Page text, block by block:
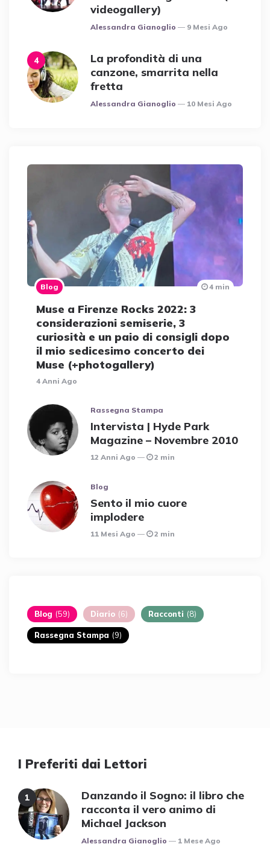
videogallery)
Posted
Alessandra Gianoglio 9 Mesi Ago
La profondità di una
canzone, smarrita nella
fretta
Posted
Alessandra Gianoglio 10 Mesi Ago
Blog
Muse a Firenze Rocks 2022: 3
considerazioni semiserie, 3
curiosità e un paio di consigli dopo
il mio sedicesimo concerto dei
Muse (+photogallery)
4 Anni Ago
4 min
Rassegna Stampa
Intervista | Hyde Park
Magazine – Novembre 2010
12 Anni Ago 2 min
Blog
Sento il mio cuore
implodere
11 Mesi Ago 2 min
Blog (59) Diario (6) Racconti (8)
Rassegna Stampa (9)
I Preferiti dai Lettori
Danzando il Sogno: il libro che
racconta il vero animo di
Michael Jackson
Posted
Alessandra Gianoglio 1 Mese Ago